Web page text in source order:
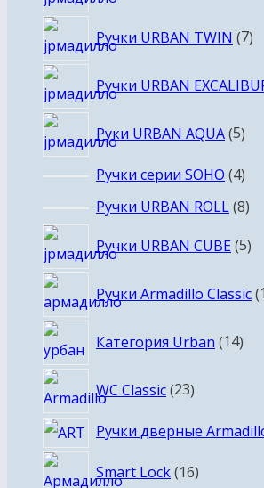
Ручки URBAN TWIN 77
Ручки URBAN
Руки URBAN AQUA 55
Ручки серии SOHO 44
Ручки URBAN ROLL 88
Ручки URBAN CUBE 55
Ручки Armadillo Classic
Категория Urban 1414
WC Classic 2323
Ручки дверные
Smart Lock 1616